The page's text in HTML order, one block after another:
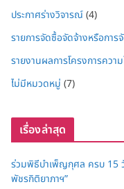
ประกาศร่างวิจารณ์(4)
รายการจัดซื้อจัดจ้างหรือกา
รายงานผลการโครงการควา
ไม่มีหมวดหมู่ (7)
เรื่องล่าสุด
ร่วมพิธีบำเพ็ญกุศล ครบ 15
พัชรกิติยาภาฯ”